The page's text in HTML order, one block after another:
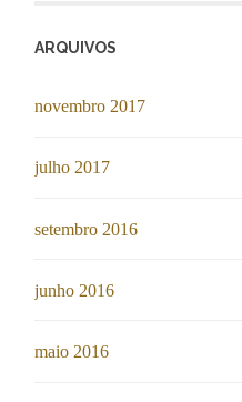
ARQUIVOS
novembro 2017
julho 2017
setembro 2016
junho 2016
maio 2016